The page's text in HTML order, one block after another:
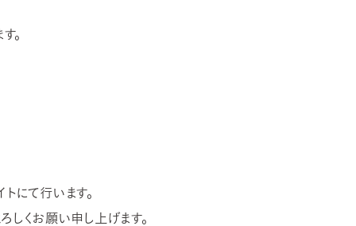
。
にて行います。
しくお願い申し上げます。